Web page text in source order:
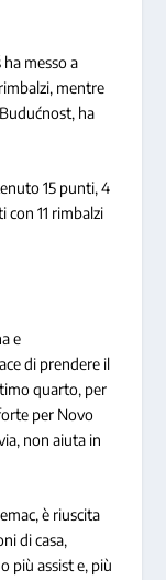
messo a
mentre
ha
15 punti, 4
con 11 rimbalzi
e
di prendere il
quarto, per
per Novo
non aiuta in
è riuscita
di casa,
più assist e, più